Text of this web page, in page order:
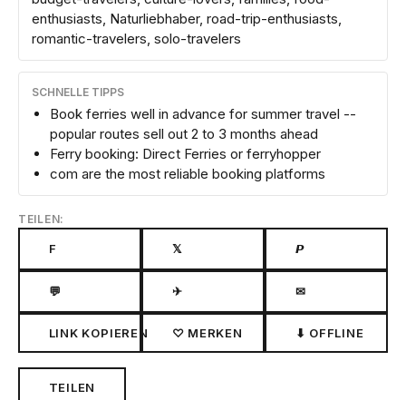
enthusiasts, Naturliebhaber, road-trip-enthusiasts,
romantic-travelers, solo-travelers
SCHNELLE TIPPS
Book ferries well in advance for summer travel --
popular routes sell out 2 to 3 months ahead
Ferry booking: Direct Ferries or ferryhopper
com are the most reliable booking platforms
TEILEN:
F 𝕏 𝙋
💬 ✈ ✉
LINK KOPIEREN ♡ MERKEN ⬇ OFFLINE
TEILEN